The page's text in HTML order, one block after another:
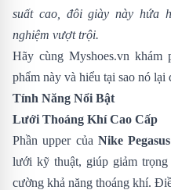
suất cao, đôi giày này hứa
nghiệm vượt trội.
Hãy cùng Myshoes.vn khám
phẩm này và hiểu tại sao nó
Tính Năng Nổi Bật
Lưới Thoáng Khí Cao Cấp
Phần upper củaNike
lưới kỹ thuật, giúp giảm
cường khả năng thoáng khí.